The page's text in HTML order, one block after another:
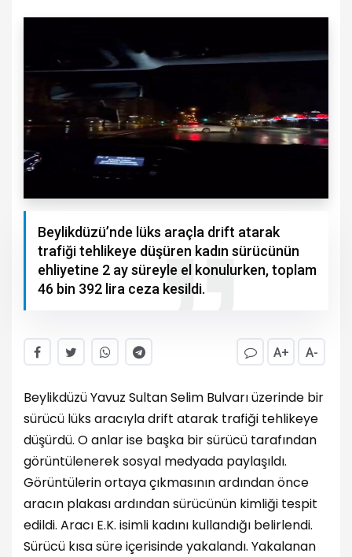
Beylikdüzü’nde lüks araçla drift atarak
trafiği tehlikeye düşüren kadın sürücünün
ehliyetine 2 ay süreyle el konulurken, toplam
46 bin 392 lira ceza kesildi.
A+ A-
Beylikdüzü Yavuz Sultan Selim Bulvarı üzerinde bir
sürücü lüks aracıyla drift atarak trafiği tehlikeye
düşürdü. O anlar ise başka bir sürücü tarafından
görüntülenerek sosyal medyada paylaşıldı.
Görüntülerin ortaya çıkmasının ardından önce
aracın plakası ardından sürücünün kimliği tespit
edildi. Aracı E.K. isimli kadını kullandığı belirlendi.
Sürücü kısa süre içerisinde yakalandı. Yakalanan